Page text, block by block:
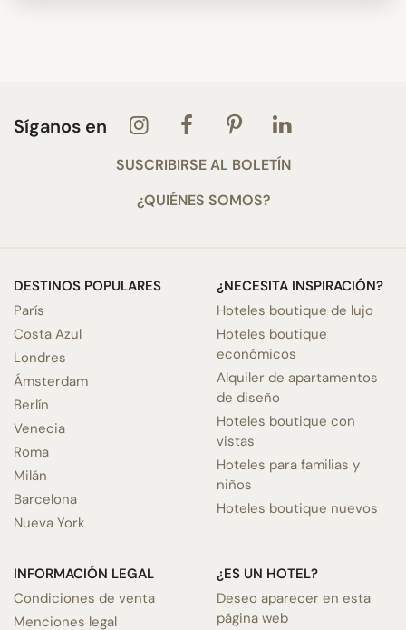
Síganos en
SUSCRIBIRSE AL BOLETÍN
¿QUIÉNES SOMOS?
DESTINOS POPULARES
París
Costa Azul
Londres
Ámsterdam
Berlín
Venecia
Roma
Milán
Barcelona
Nueva York
¿NECESITA INSPIRACIÓN?
Hoteles boutique de lujo
Hoteles boutique
económicos
Alquiler de apartamentos
de diseño
Hoteles boutique con
vistas
Hoteles para familias y
niños
Hoteles boutique nuevos
INFORMACIÓN LEGAL
Condiciones de venta
Menciones legal
¿ES UN HOTEL?
Deseo aparecer en esta
página web